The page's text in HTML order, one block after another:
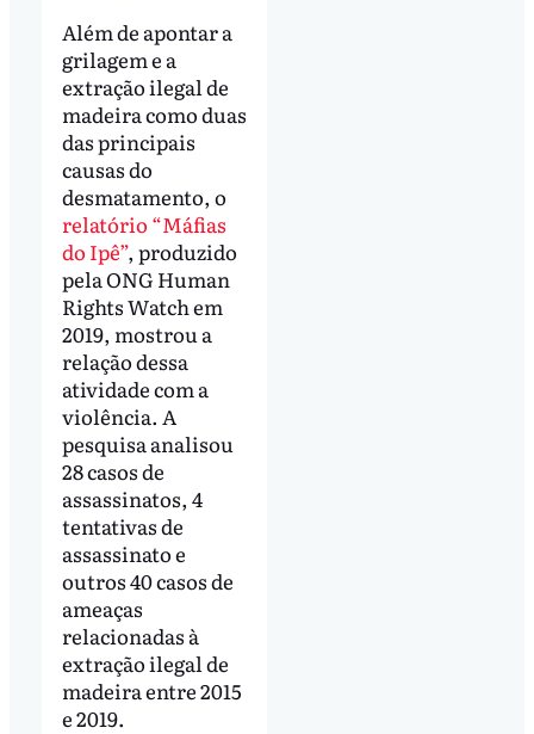
Além de apontar a
grilagem e a
extração ilegal de
madeira como duas
das principais
causas do
desmatamento, o
relatório “Máfias
do Ipê”, produzido
pela ONG Human
Rights Watch em
2019, mostrou a
relação dessa
atividade com a
violência. A
pesquisa analisou
28 casos de
assassinatos, 4
tentativas de
assassinato e
outros 40 casos de
ameaças
relacionadas à
extração ilegal de
madeira entre 2015
e 2019.